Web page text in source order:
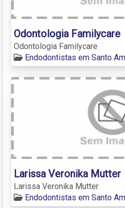
Odontologia Familycare
Odontologia Familycare
Endodontistas em Santo
Larissa Veronika Mutter
Larissa Veronika Mutter
Endodontistas em Santo